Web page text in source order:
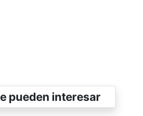
pueden interesar